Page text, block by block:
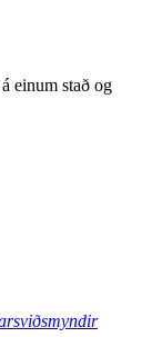
einum stað og